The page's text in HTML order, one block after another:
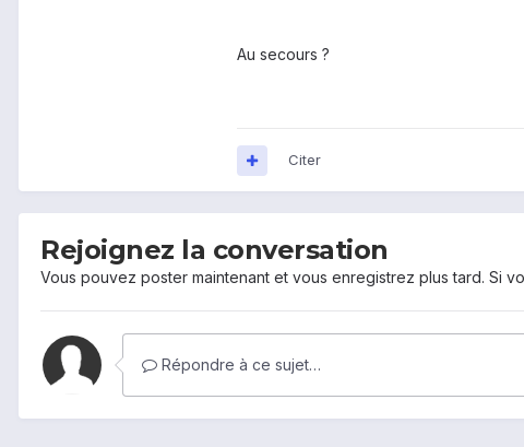
Au secours ?
Citer
Rejoignez la conversation
Vous pouvez poster maintenant et vous enregistrez plus tard. Si
Répondre à ce sujet…